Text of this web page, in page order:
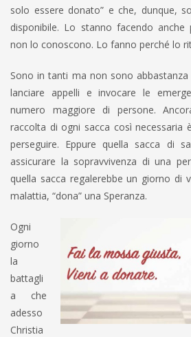
solo essere donato” e che, dunque,
disponibile. Lo stanno facendo anche
non lo conoscono. Lo fanno perché lo
Sono in tanti ma non sono abbastanza
lanciare appelli e invocare le
numero maggiore di persone.
raccolta di ogni sacca così necessaria
perseguire. Eppure quella sacca di
assicurare la sopravvivenza di una
quella sacca regalerebbe un giorno di
malattia, “dona” una Speranza.
Ogni
giorno
la
battagli
a che
adesso
Christia